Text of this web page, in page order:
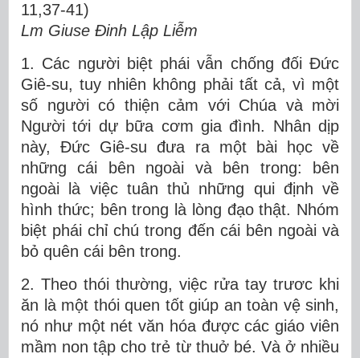
11,37-41)
Lm Giuse Đinh Lập Liễm
1. Các người biệt phái vẫn chống đối Đức
Giê-su, tuy nhiên không phải tất cả, vì một
số người có thiện cảm với Chúa và mời
Người tới dự bữa cơm gia đình. Nhân dịp
này, Đức Giê-su đưa ra một bài học về
những cái bên ngoài và bên trong: bên
ngoài là việc tuân thủ những qui định về
hình thức; bên trong là lòng đạo thật. Nhóm
biệt phái chỉ chú trong đến cái bên ngoài và
bỏ quên cái bên trong.
2. Theo thói thường, việc rửa tay trươc khi
ăn là một thói quen tốt giúp an toàn vệ sinh,
nó như một nét văn hóa được các giáo viên
mầm non tập cho trẻ từ thuở bé. Và ở nhiều